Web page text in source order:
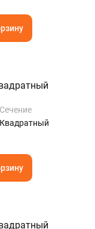
Сечение
Квадратный